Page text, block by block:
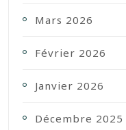
Mars 2026
Février 2026
Janvier 2026
Décembre 2025